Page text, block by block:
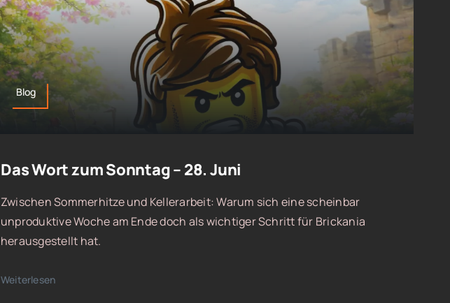
Blog
Das Wort zum Sonntag – 28. Juni
Zwischen Sommerhitze und Kellerarbeit: Warum sich eine scheinbar
unproduktive Woche am Ende doch als wichtiger Schritt für Brickania
herausgestellt hat.
Weiterlesen